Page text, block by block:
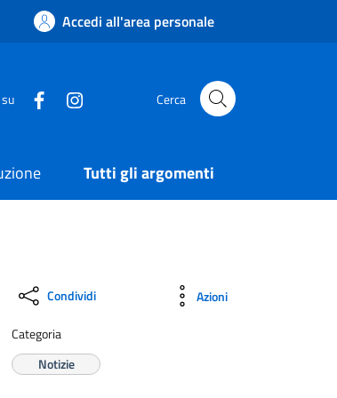
Accedi all'area personale
Cerca
Tutti gli argomenti
Categoria
Notizie
Condividi Azioni